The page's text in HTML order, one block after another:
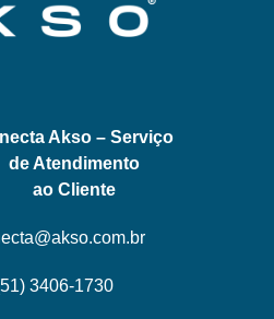
Akso – Serviço
de Atendimento
ao Cliente
3406-1730